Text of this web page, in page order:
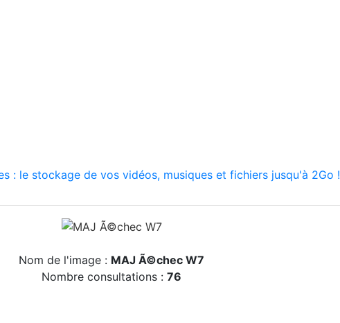
: le stockage de vos vidéos, musiques et fichiers jusqu'à 2Go !
Nom de l'image : MAJ Ã©chec W7
Nombre consultations : 76